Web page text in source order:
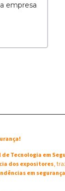
empresa
Tecnologia em
dos expositores,
em